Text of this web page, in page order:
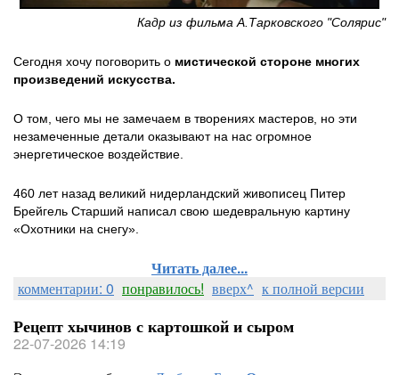
Кадр из фильма А.Тарковского "Солярис"
Сегодня хочу поговорить о мистической стороне многих
произведений искусства.
О том, чего мы не замечаем в творениях мастеров, но эти
незамеченные детали оказывают на нас огромное
энергетическое воздействие.
460 лет назад великий нидерландский живописец Питер
Брейгель Старший написал свою шедевральную картину
«Охотники на снегу».
Читать далее...
комментарии: 0 понравилось! вверх^ к полной версии
Рецепт хычинов с картошкой и сыром
22-07-2026 14:19